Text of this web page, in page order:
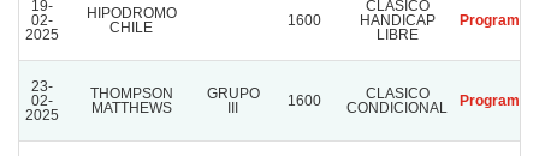
19-
02-
2025
HIPODROMO
CHILE
1600
CLASICO
HANDICAP
LIBRE
Program
23-
02-
2025
THOMPSON
MATTHEWS
GRUPO
III
1600
CLASICO
CONDICIONAL
Program